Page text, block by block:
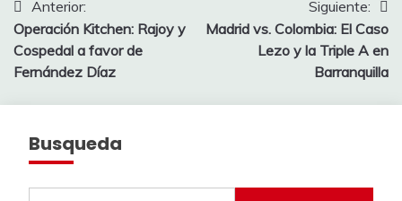
Navegación
de
entradas
Anterior:
Operación Kitchen: Rajoy y
Cospedal a favor de
Fernández Díaz
Siguiente:
Madrid vs. Colombia: El Caso
Lezo y la Triple A en
Barranquilla
Busqueda